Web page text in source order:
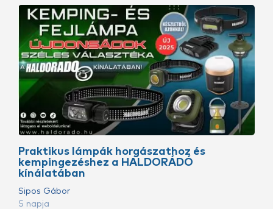
Praktikus lámpák horgászathoz és
kempingezéshez a HALDORÁDÓ
kínálatában
Sipos Gábor
5 napja